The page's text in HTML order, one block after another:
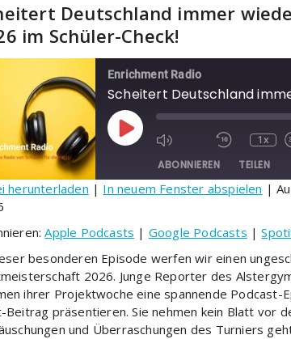
Deutschland immer
im Schüler-Check!
Enrichment Radio
Play Episode 1x
ABONNIEREN TEILEN
YouTube
FEED
herunterladen | In neuem Fenster abspielen |
Apple Podcasts | Google Podcasts |
besonderen Episode werfen wir einen
2026. Junge Reporter des
ihrer Projektwoche eine spannende
Beitrag präsentieren. Sie nehmen kein Blatt vor
und Überraschungen des Turniers